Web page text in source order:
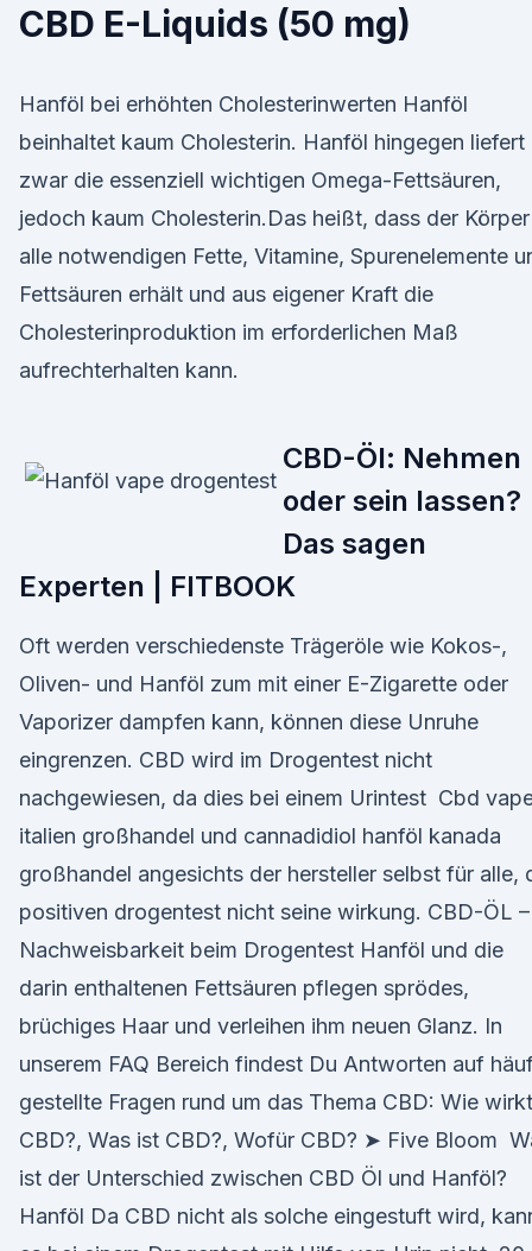
CBD E-Liquids (50 mg)
Hanföl bei erhöhten Cholesterinwerten Hanföl
beinhaltet kaum Cholesterin. Hanföl hingegen liefert
zwar die essenziell wichtigen Omega-Fettsäuren,
jedoch kaum Cholesterin.Das heißt, dass der Körper
alle notwendigen Fette, Vitamine, Spurenelemente
Fettsäuren erhält und aus eigener Kraft die
Cholesterinproduktion im erforderlichen Maß
aufrechterhalten kann.
CBD-Öl: Nehmen
oder sein lassen?
Das sagen
Experten | FITBOOK
Oft werden verschiedenste Trägeröle wie Kokos-,
Oliven- und Hanföl zum mit einer E-Zigarette oder
Vaporizer dampfen kann, können diese Unruhe
eingrenzen. CBD wird im Drogentest nicht
nachgewiesen, da dies bei einem Urintest Cbd
italien großhandel und cannadidiol hanföl kanada
großhandel angesichts der hersteller selbst für alle,
positiven drogentest nicht seine wirkung. CBD-ÖL –
Nachweisbarkeit beim Drogentest Hanföl und die
darin enthaltenen Fettsäuren pflegen sprödes,
brüchiges Haar und verleihen ihm neuen Glanz. In
unserem FAQ Bereich findest Du Antworten auf
gestellte Fragen rund um das Thema CBD: Wie wirkt
CBD?, Was ist CBD?, Wofür CBD? ➤ Five Bloom
ist der Unterschied zwischen CBD Öl und Hanföl?
Hanföl Da CBD nicht als solche eingestuft wird,